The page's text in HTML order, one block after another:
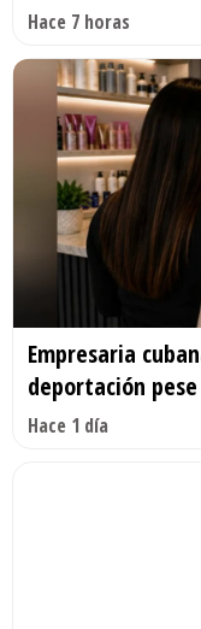
Hace 7 horas
Empresaria
deportación
Hace 1 día